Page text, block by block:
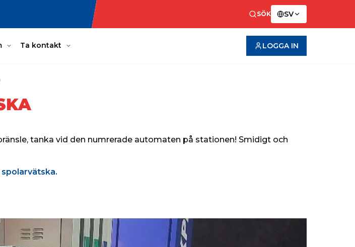
SÖK SV
Ta kontakt LOGGA IN
tanka vid den numrerade automaten på stationen! Smidigt och